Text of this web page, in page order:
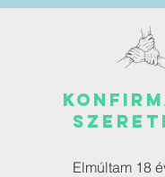
Elmúltam 18